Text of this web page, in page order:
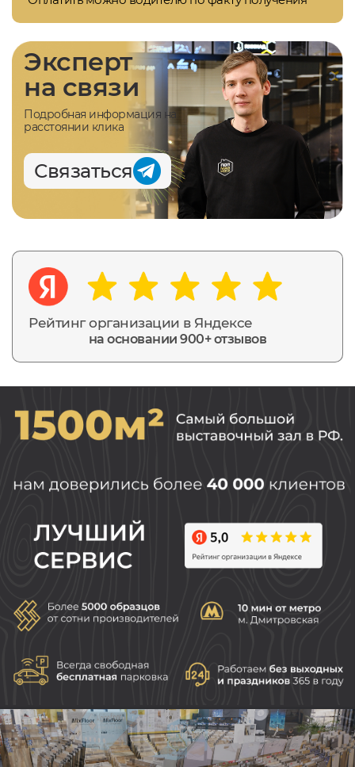
Рейтинг организации в Яндексе
на основании 900+ отзывов
Эксперт
на связи
Подробная информация на
расстоянии клика
Связаться